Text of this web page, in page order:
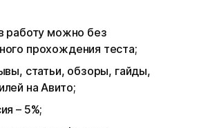
работу можно без
прохождения теста;
статьи, обзоры, гайды,
на Авито;
– 5%;